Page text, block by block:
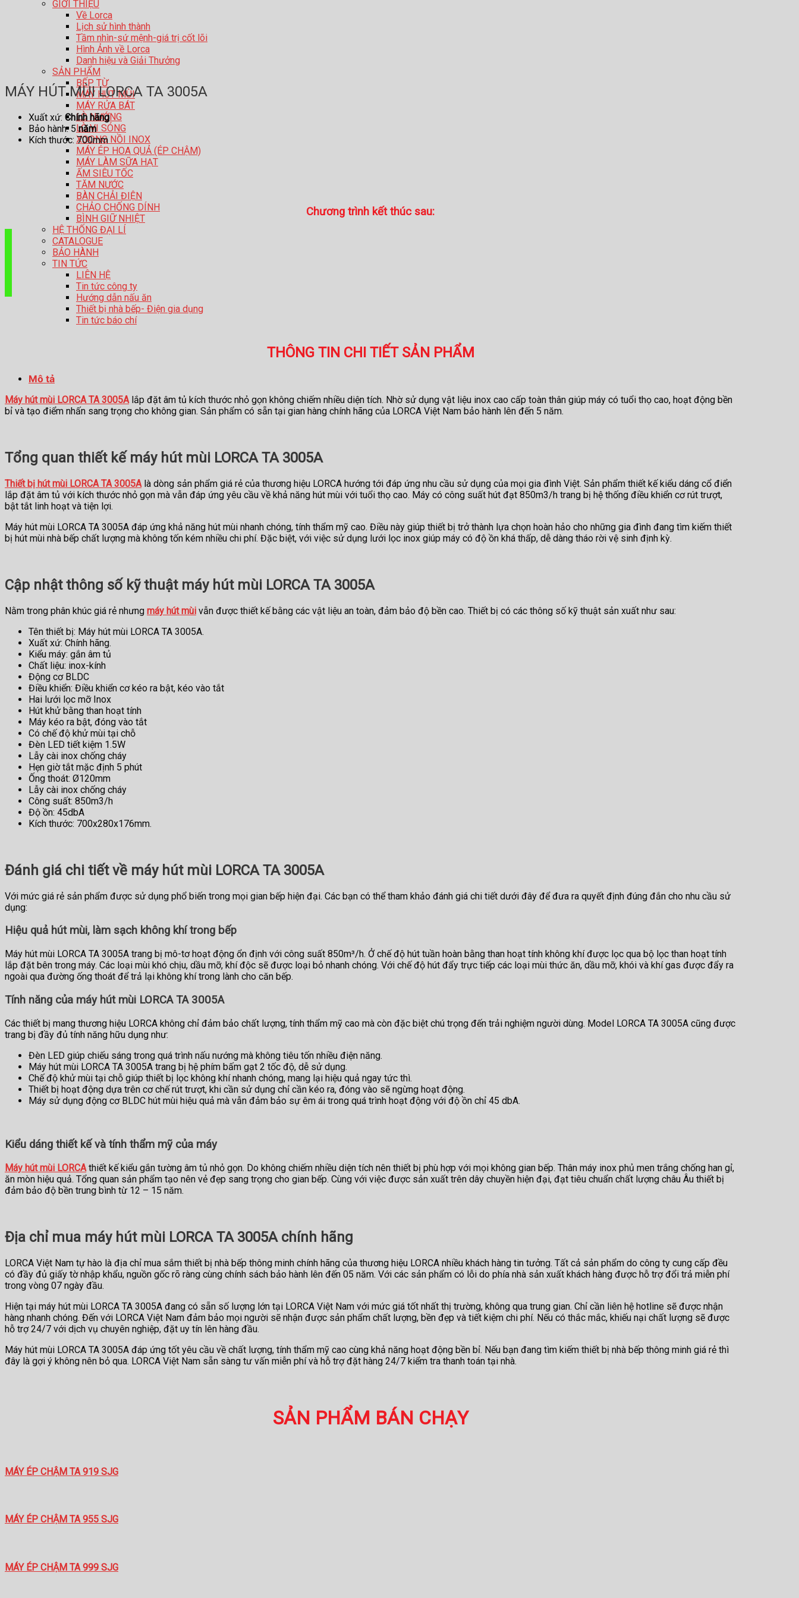
GIỚI THIỆU
Về Lorca
Lịch sử hình thành
Tầm nhìn-sứ mệnh-giá trị cốt lõi
Hình Ảnh về Lorca
Danh hiệu và Giải Thưởng
SẢN PHẨM
BẾP TỪ
MÁY HÚT MÙI
MÁY RỬA BÁT
LÒ NƯỚNG
LÒ VI SÓNG
XOONG NỒI INOX
MÁY ÉP HOA QUẢ (ÉP CHẬM)
MÁY LÀM SỮA HẠT
ẤM SIÊU TỐC
TĂM NƯỚC
BÀN CHẢI ĐIỆN
CHẢO CHỐNG DÍNH
BÌNH GIỮ NHIỆT
HỆ THỐNG ĐẠI LÍ
CATALOGUE
BẢO HÀNH
TIN TỨC
LIÊN HỆ
Tin tức công ty
Hướng dẫn nấu ăn
Thiết bị nhà bếp- Điện gia dụng
Tin tức báo chí
MÁY HÚT MÙI LORCA TA 3005A
Xuất xứ: Chính hãng
Bảo hành: 5năm
Kích thước: 700mm
Chương trình kết thúc sau:
THÔNG TIN CHI TIẾT SẢN PHẨM
Mô tả
Máy hút mùi LORCA TA 3005Alắp đặt âm tủ kích thước nhỏ gọn không chiếm nhiều diện tích. Nhờ sử dụng vật liệu inox cao cấp toàn thân giúp máy có tuổi thọ cao, hoạt động bền
bỉ và tạo điểm nhấn sang trọng cho không gian. Sản phẩm có sẵn tại gian hàng chính hãng của LORCA Việt Nam bảo hành lên đến 5 năm.
Tổng quan thiết kế máy hút mùi LORCA TA 3005A
Thiết bị hút mùi LORCA TA 3005Alà dòng sản phẩm giá rẻ của thương hiệu LORCA hướng tới đáp ứng nhu cầu sử dụng của mọi gia đình Việt. Sản phẩm thiết kế kiểu dáng cổ điển
lắp đặt âm tủ với kích thước nhỏ gọn mà vẫn đáp ứng yêu cầu về khả năng hút mùi với tuổi thọ cao. Máy có công suất hút đạt 850m3/h trang bị hệ thống điều khiển cơ rút trượt,
bật tắt linh hoạt và tiện lợi.
Máy hút mùi LORCA TA 3005A đáp ứng khả năng hút mùi nhanh chóng, tính thẩm mỹ cao. Điều này giúp thiết bị trở thành lựa chọn hoàn hảo cho những gia đình đang tìm kiếm thiết
bị hút mùi nhà bếp chất lượng mà không tốn kém nhiều chi phí. Đặc biệt, với việc sử dụng lưới lọc inox giúp máy có độ ồn khá thấp, dễ dàng tháo rời vệ sinh định kỳ.
Cập nhật thông số kỹ thuật máy hút mùi LORCA TA 3005A
Nằm trong phân khúc giá rẻ nhưng máy hút mùi vẫn được thiết kế bằng các vật liệu an toàn, đảm bảo độ bền cao. Thiết bị có các thông số kỹ thuật sản xuất như sau:
Tên thiết bị: Máy hút mùi LORCA TA 3005A.
Xuất xứ: Chính hãng.
Kiểu máy: gắn âm tủ
Chất liệu: inox-kính
Động cơ BLDC
Điều khiển: Điều khiển cơ kéo ra bật, kéo vào tắt
Hai lưới lọc mỡ Inox
Hút khử bằng than hoạt tính
Máy kéo ra bật, đóng vào tắt
Có chế độ khử mùi tại chỗ
Đèn LED tiết kiệm 1.5W
Lẫy cài inox chống cháy
Hẹn giờ tắt mặc định 5 phút
Ống thoát: Ø120mm
Lẫy cài inox chống cháy
Công suất: 850m3/h
Độ ồn: 45dbA
Kích thước: 700x280x176mm.
Đánh giá chi tiết về máy hút mùi LORCA TA 3005A
Với mức giá rẻ sản phẩm được sử dụng phổ biến trong mọi gian bếp hiện đại. Các bạn có thể tham khảo đánh giá chi tiết dưới đây để đưa ra quyết định đúng đắn cho nhu cầu sử
dụng:
Hiệu quả hút mùi, làm sạch không khí trong bếp
Máy hút mùi LORCA TA 3005A trang bị mô-tơ hoạt động ổn định với công suất 850m³/h. Ở chế độ hút tuần hoàn bằng than hoạt tính không khí được lọc qua bộ lọc than hoạt tính
lắp đặt bên trong máy. Các loại mùi khó chịu, dầu mỡ, khí độc sẽ được loại bỏ nhanh chóng. Với chế độ hút đẩy trực tiếp các loại mùi thức ăn, dầu mỡ, khói và khí gas được đẩy ra
ngoài qua đường ống thoát để trả lại không khí trong lành cho căn bếp.
Tính năng của máy hút mùi LORCA TA 3005A
Các thiết bị mang thương hiệu LORCA không chỉ đảm bảo chất lượng, tính thẩm mỹ cao mà còn đặc biệt chú trọng đến trải nghiệm người dùng. Model LORCA TA 3005A cũng được
trang bị đầy đủ tính năng hữu dụng như:
Đèn LED giúp chiếu sáng trong quá trình nấu nướng mà không tiêu tốn nhiều điện năng.
Máy hút mùi LORCA TA 3005A trang bị hệ phím bấm gạt 2 tốc độ, dễ sử dụng.
Chế độ khử mùi tại chỗ giúp thiết bị lọc không khí nhanh chóng, mang lại hiệu quả ngay tức thì.
Thiết bị hoạt động dựa trên cơ chế rút trượt, khi cần sử dụng chỉ cần kéo ra, đóng vào sẽ ngừng hoạt động.
Máy sử dụng động cơ BLDC hút mùi hiệu quả mà vẫn đảm bảo sự êm ái trong quá trình hoạt động với độ ồn chỉ 45 dbA.
Kiểu dáng thiết kế và tính thẩm mỹ của máy
Máy hút mùi LORCAthiết kế kiểu gắn tường âm tủ nhỏ gọn. Do không chiếm nhiều diện tích nên thiết bị phù hợp với mọi không gian bếp. Thân máy inox phủ men trắng chống han gỉ,
ăn mòn hiệu quả. Tổng quan sản phẩm tạo nên vẻ đẹp sang trọng cho gian bếp. Cùng với việc được sản xuất trên dây chuyền hiện đại, đạt tiêu chuẩn chất lượng châu Âu thiết bị
đảm bảo độ bền trung bình từ 12 – 15 năm.
Địa chỉ mua máy hút mùi LORCA TA 3005A chính hãng
LORCA Việt Nam tự hào là địa chỉ mua sắm thiết bị nhà bếp thông minh chính hãng của thương hiệu LORCA nhiều khách hàng tin tưởng. Tất cả sản phẩm do công ty cung cấp đều
có đầy đủ giấy tờ nhập khẩu, nguồn gốc rõ ràng cùng chính sách bảo hành lên đến 05 năm. Với các sản phẩm có lỗi do phía nhà sản xuất khách hàng được hỗ trợ đổi trả miễn phí
trong vòng 07 ngày đầu.
Hiện tại máy hút mùi LORCA TA 3005A đang có sẵn số lượng lớn tại LORCA Việt Nam với mức giá tốt nhất thị trường, không qua trung gian. Chỉ cần liên hệ hotline sẽ được nhận
hàng nhanh chóng. Đến với LORCA Việt Nam đảm bảo mọi người sẽ nhận được sản phẩm chất lượng, bền đẹp và tiết kiệm chi phí. Nếu có thắc mắc, khiếu nại chất lượng sẽ được
hỗ trợ 24/7 với dịch vụ chuyên nghiệp, đặt uy tín lên hàng đầu.
Máy hút mùi LORCA TA 3005A đáp ứng tốt yêu cầu về chất lượng, tính thẩm mỹ cao cùng khả năng hoạt động bền bỉ. Nếu bạn đang tìm kiếm thiết bị nhà bếp thông minh giá rẻ thì
đây là gợi ý không nên bỏ qua. LORCA Việt Nam sẵn sàng tư vấn miễn phí và hỗ trợ đặt hàng 24/7 kiểm tra thanh toán tại nhà.
SẢN PHẨM BÁN CHẠY
MÁY ÉP CHẬM TA 919 SJG
MÁY ÉP CHẬM TA 955 SJG
MÁY ÉP CHẬM TA 999 SJG